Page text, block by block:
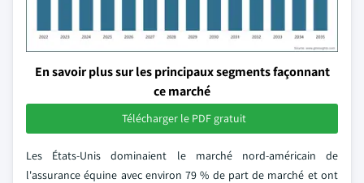
En savoir plus sur les principaux segments façonnant
ce marché
Télécharger le PDF gratuit
Les États-Unis dominaient le marché nord-américain de
l'assurance équine avec environ 79 % de part de marché et ont